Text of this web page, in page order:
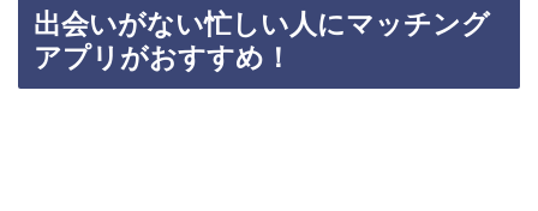
出会いがない忙しい人にマッチング
アプリがおすすめ！